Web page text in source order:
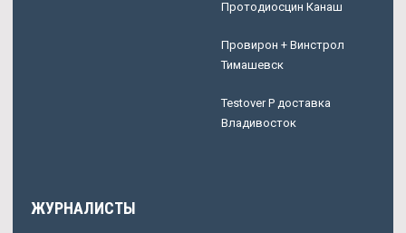
Протодиосцин Канаш
Провирон + Винстрол
Тимашевск
Testover P доставка
Владивосток
ЖУРНАЛИСТЫ